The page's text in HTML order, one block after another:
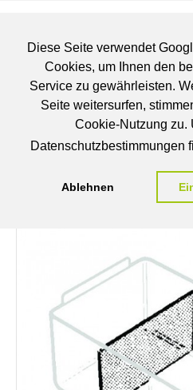
Diese Seite verwendet
Cookies, um Ihnen den
Service zu gewährleisten.
Seite weitersurfen,
Cookie-Nutzung zu.
Datenschutzbestimmungen
Ablehnen
BRUTTO
PREISE
MEIN